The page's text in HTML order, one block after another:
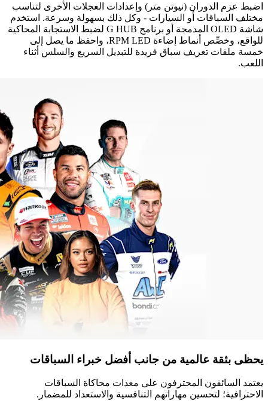
اضبط عزم الدوران (نيوتن متر) وإعدادات العجلات الأخرى لتناسب
مختلف السباقات أو السيارات - وكل ذلك بسهولة وسرعة. استخدم
شاشة OLED المدمجة أو برنامج G HUB لضبط الاستجابة المحاكية
للواقع، وخصِّص أنماط إضاءة RPM LED، واحفظ ما يصل إلى
خمسة ملفات تعريف سباق فريدة للتبديل السريع والسلس أثناء
اللعب.
يحظى بثقة عالمية من جانب أفضل خبراء السباقات
يعتمد السائقون المحترفون على معدات محاكاة السباقات
الاحترافية؛ لتحسين مهاراتهم التنافسية والاستعداد للمضمار.